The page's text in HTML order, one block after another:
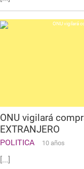
ONU vigilará
EXTRANJERO
POLITICA 10 años
[...]